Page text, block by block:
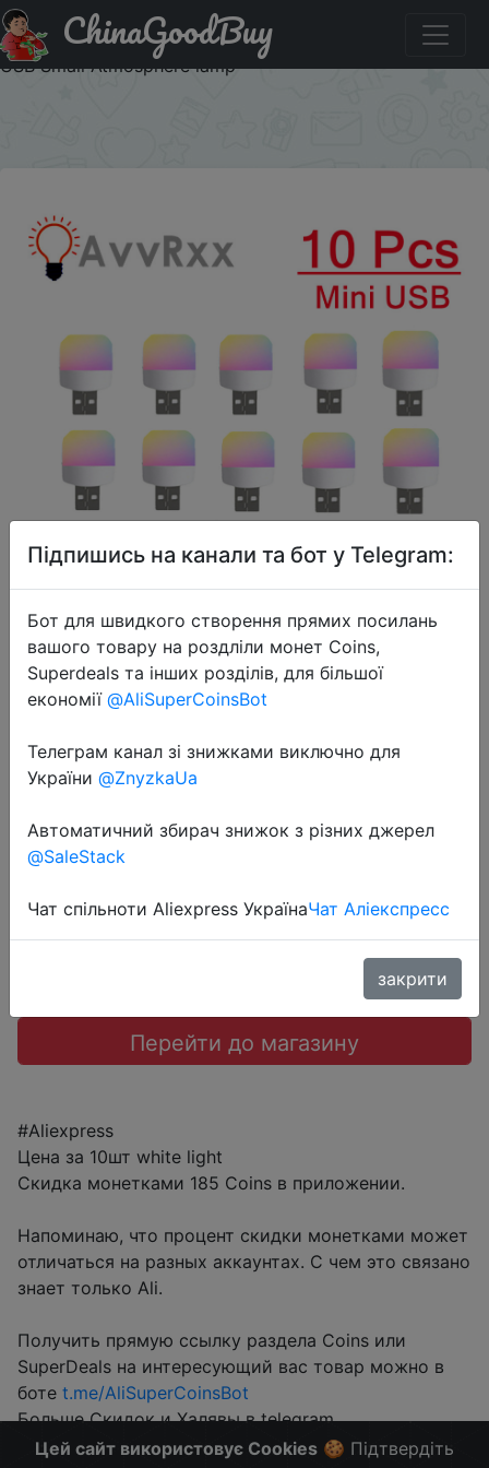
Придбати 10 pc USB Plug Lamp 5V 1W Super Bright Eye
Protection Book Light Computer Mobile Power Charging
USB Small Atmosphere lamp
ChinaGoodBuy
2024-09-29
10 pc USB Plug Lamp 5V 1W Super
Bright Eye Protection Book Light
USB Small Atmosphere lamp
$0.45
Sale
Перейти до магазину
#Aliexpress
Цена за 10шт white light
Скидка монетками 185 Coins в приложении.
Напоминаю, что процент скидки монетками может
отличаться на разных аккаунтах. С чем это связано
знает только Ali.
Получить прямую ссылку раздела Coins или
SuperDeals на интересующий вас товар можно в
боте t.me/AliSuperCoinsBot
Больше Скидок и Халявы в telegram
t.me/%2B8jHVizJO6XY3M2Qy
Цей сайт використовує Cookies 🍪 Підтвердіть
Підпишись на канали та бот у Telegram:
Бот для швидкого створення прямих посилань
вашого товару на роздліли монет Coins,
Superdeals та інших розділів, для більшої
економії @AliSuperCoinsBot
Телеграм канал зі знижками виключно для
України @ZnyzkaUa
Автоматичний збирач знижок з різних джерел
@SaleStack
Чат спільноти Aliexpress УкраїнаЧат Аліекспресс
закрити